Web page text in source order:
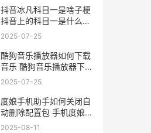
抖音冰凡科目一是啥子梗
抖音上的科目一是什么软
件
2025-07-25
酷狗音乐播放器如何下载
音乐 酷狗音乐播放器下载
免费版
2025-07-25
度娘手机助手如何关闭自
动删除配置包 手机度娘
app下载-手机度娘 - 30
2025-08-11